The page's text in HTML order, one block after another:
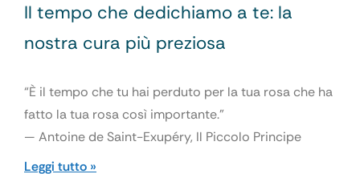
Il tempo che dedichiamo a te: la
nostra cura più preziosa
“È il tempo che tu hai perduto per la tua rosa che ha
fatto la tua rosa così importante.”
— Antoine de Saint-Exupéry, Il Piccolo Principe
Leggi tutto »